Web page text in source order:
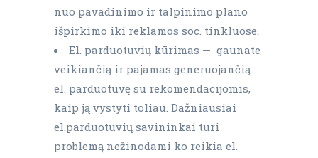
nuo pavadinimo ir talpinimo plano
išpirkimo iki reklamos soc. tinkluose.
El. parduotuvių kūrimas — gaunate
veikiančią ir pajamas generuojančią
el. parduotuvę su rekomendacijomis,
kaip ją vystyti toliau. Dažniausiai
el.parduotuvių savininkai turi
problemą nežinodami ko reikia el.